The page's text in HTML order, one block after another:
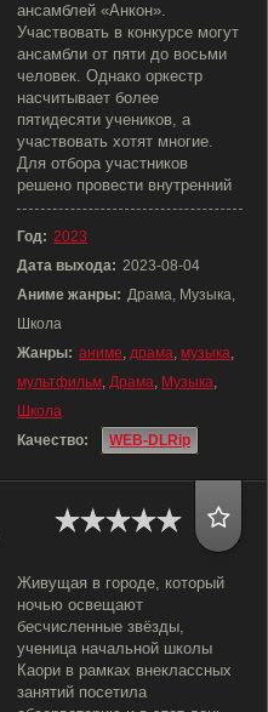
ансамблей «Анкон».
Участвовать в конкурсе могут
ансамбли от пяти до восьми
человек. Однако оркестр
насчитывает более
пятидесяти учеников, а
участвовать хотят многие.
Для отбора участников
решено провести внутренний
Год: 2023
Дата выхода: 2023-08-04
Аниме жанры: Драма, Музыка,
Школа
Жанры: аниме, драма, музыка,
мультфильм, Драма, Музыка,
Школа
Качество:
WEB-DLRip
Живущая в городе, который
ночью освещают
бесчисленные звёзды,
ученица начальной школы
Каори в рамках внеклассных
занятий посетила